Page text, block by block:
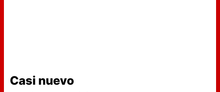
Casi nuevo